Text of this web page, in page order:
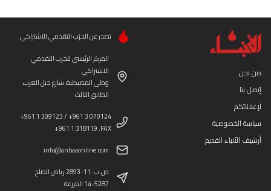
من نحن
إتصل بنا
لإعلاناتكم
سياسة الخصوصية
أرشيف الأنباء القديم
تصدر عن الحزب التقدمي الاشتراكي
المركز الرئيسي للحزب التقدمي
الاشتراكي
وطى المصيطبة، شارع جبل العرب،
الطابق الثالث
+961 1 309123 / +961 3 070124
+961 1 318119 :FAX
info@anbaaonline.com
ص.ب: 11-2893 رياض الصلح
14-5287 المزرعة